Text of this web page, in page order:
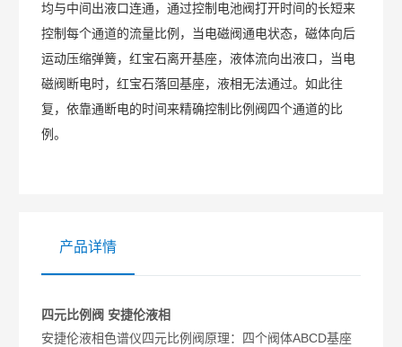
均与中间出液口连通，通过控制电池阀打开时间的长短来
控制每个通道的流量比例，当电磁阀通电状态，磁体向后
运动压缩弹簧，红宝石离开基座，液体流向出液口，当电
磁阀断电时，红宝石落回基座，液相无法通过。如此往
复，依靠通断电的时间来精确控制比例阀四个通道的比
例。
产品详情
四元比例阀 安捷伦液相
安捷伦液相色谱仪四元比例阀原理：四个阀体ABCD基座